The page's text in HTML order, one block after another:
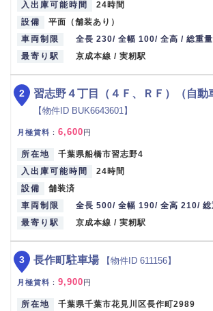
入出庫可能時間
24時間
設備
平面（舗装あり）
車両制限
全長 230/ 全幅 100/ 全高 / 総重量
最寄り駅
京成本線 / 実籾駅
習志野４丁目（４Ｆ、ＲＦ）（自動
【物件ID BUK6643601】
月極賃料 ： 6,600 円
所在地
千葉県船橋市習志野4
入出庫可能時間
24時間
設備
舗装済
車両制限
全長 500/ 全幅 190/ 全高 210/
最寄り駅
京成本線 / 実籾駅
2
長作町駐車場 【物件ID 611156】
月極賃料 ： 9,900 円
所在地
千葉県千葉市花見川区長作町2989
3